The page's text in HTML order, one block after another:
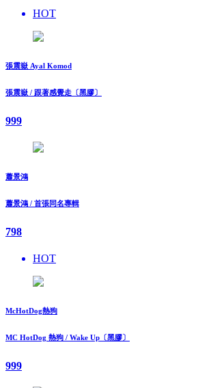
HOT
張震嶽 Ayal Komod
張震嶽 / 跟著感覺走〔黑膠〕
999
蕭景鴻
蕭景鴻 / 首張同名專輯
798
HOT
McHotDog熱狗
MC HotDog 熱狗 / Wake Up〔黑膠〕
999